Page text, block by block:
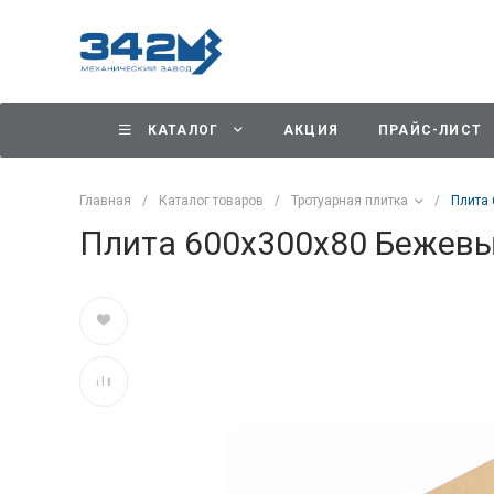
КАТАЛОГ АКЦИЯ ПРАЙС-ЛИСТ
Главная / Каталог товаров / Тротуарная плитка /
Плита 600х300х80